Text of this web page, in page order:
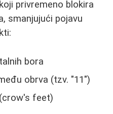
privremeno blokira
smanjujući pojavu
bora
obrva (tzv. "11")
feet)